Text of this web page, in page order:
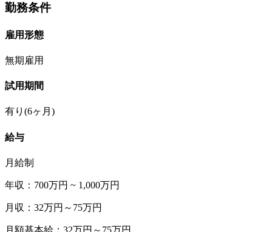
勤務条件
雇用形態
無期雇用
試用期間
有り(6ヶ月)
給与
月給制
年収：700万円 ~ 1,000万円
月収：32万円～75万円
月額基本給：32万円～75万円